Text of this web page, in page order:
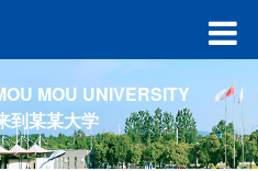
MOU UNIVERSITY
到某某大学